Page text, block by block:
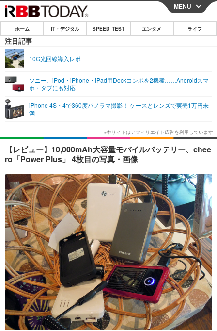
CLOSE
ホーム
IT・デジタル
ネタ
ショッピング その他
韓国・芸能
音楽 スポーツ
ショッピング その他
ライフ
ライフTOP グルメ
ペット ショッピング
その他
リリース一覧
プッシュ通知の停止方法
MENU
ホーム IT・デジタル SPEED TEST エンタメ ライフ
注目記事
10G光回線導入レポ
ソニー、iPod・iPhone・iPad用Dockコンポを2機種……Androidスマ
ホ・タブにも対応
iPhone 4S・4で360度パノラマ撮影！ ケースとレンズで実売1万円未
満
【レビュー】10,000mAh大容量モバイルバッテリー、chee
ro「Power Plus」 4枚目の写真・画像